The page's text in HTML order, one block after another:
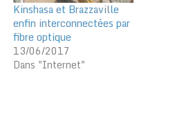
Kinshasa et Brazzaville
enfin interconnectées par
fibre optique
13/06/2017
Dans "Internet"